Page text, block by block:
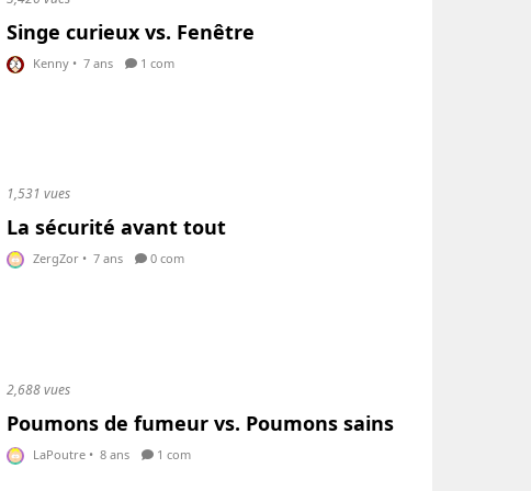
Singe curieux vs. Fenêtre
Kenny • 7 ans 1 com
1,531 vues
La sécurité avant tout
ZergZor • 7 ans 0 com
2,688 vues
Poumons de fumeur vs. Poumons sains
LaPoutre • 8 ans 1 com